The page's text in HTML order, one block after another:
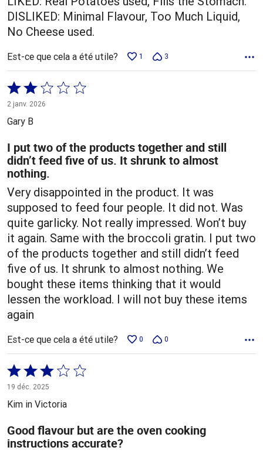
DISLIKED: Minimal Flavour, Too Much Liquid,
No Cheese used.
Est-ce que cela a été utile? 1 3
Coté
2 sur
5
2 janv. 2026
Gary B
I put two of the products together and still
didn’t feed five of us. It shrunk to almost
nothing.
Very disappointed in the product. It was
supposed to feed four people. It did not. Was
quite garlicky. Not really impressed. Won’t buy
it again. Same with the broccoli gratin. I put two
of the products together and still didn’t feed
five of us. It shrunk to almost nothing. We
bought these items thinking that it would
lessen the workload. I will not buy these items
again
Est-ce que cela a été utile? 0 0
Coté
3 sur
5
19 déc. 2025
Kim in Victoria
Good flavour but are the oven cooking
instructions accurate?